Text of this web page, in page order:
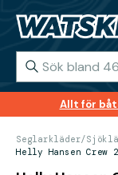
Allt för
Seglarkläder/
Helly Hansen